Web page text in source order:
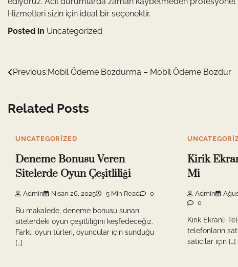
Hizmetleri sizin için ideal bir seçenektir.
Posted in Uncategorized
Yazı
Previous:Mobil Ödeme Bozdurma – Mobil Ödeme Bozdur
Related Posts
UNCATEGORIZED
Deneme Bonusu Veren
Sitelerde Oyun Çeşitliliği
Admin Nisan 26, 2025 5 Min Read 0
Bu makalede, deneme bonusu sunan
sitelerdeki oyun çeşitliliğini keşfedeceğiz.
Farklı oyun türleri, oyuncular için sunduğu
[…]
Kirik
Mi
Admin
0
Kırık Ekranlı
telefonların
satıcılar için […]